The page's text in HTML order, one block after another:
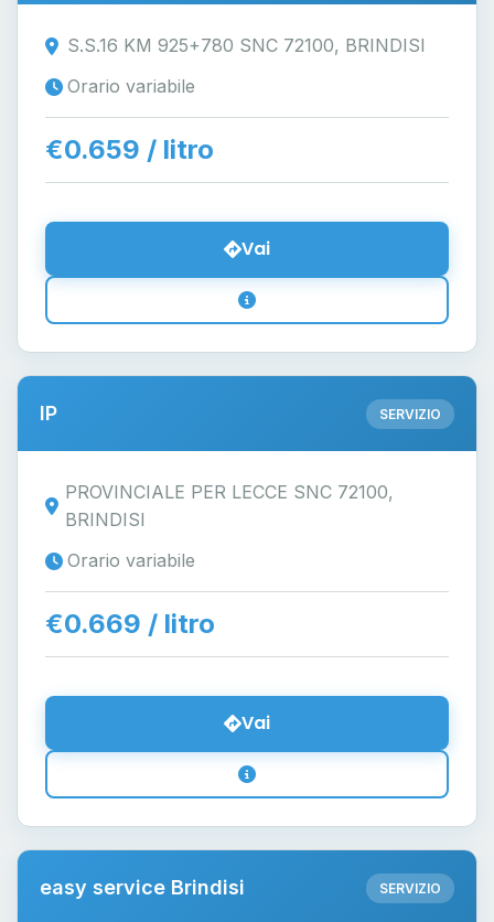
S.S.16 KM 925+780 SNC 72100, BRINDISI
Orario variabile
€0.659 / litro
Vai
IP SERVIZIO
PROVINCIALE PER LECCE SNC 72100,
BRINDISI
Orario variabile
€0.669 / litro
Vai
easy service Brindisi SERVIZIO